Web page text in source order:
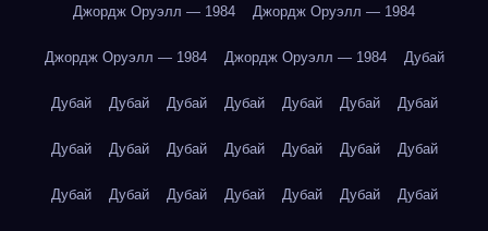
Джордж Оруэлл — 1984 Джордж Оруэлл — 1984
Джордж Оруэлл — 1984 Джордж Оруэлл — 1984 Дубай
Дубай Дубай Дубай Дубай Дубай Дубай Дубай
Дубай Дубай Дубай Дубай Дубай Дубай Дубай
Дубай Дубай Дубай Дубай Дубай Дубай Дубай